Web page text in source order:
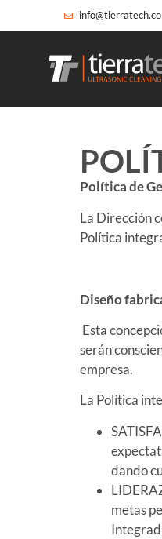
Política de
La Dirección
Política
Diseño
Esta
serán
empresa.
La Política
dando
metas